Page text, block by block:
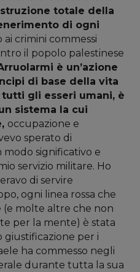
totale della
di ogni
ai crimini commessi
il popolo palestinese
è un’azione
di base della vita
gli esseri umani, è
sistema la cui
occupazione e
sperato di
significativo e
servizio militare. Ho
di servire
ogni linea rossa che
molte altre che non
per la mente) è stata
giustificazione per i
ha commesso negli
durante tutta la sua